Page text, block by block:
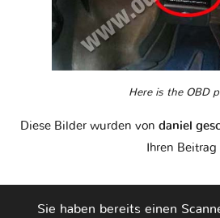
Here is the OBD
Diese Bilder wurden von daniel
Ihren Beitrag
Sie haben bereits einen